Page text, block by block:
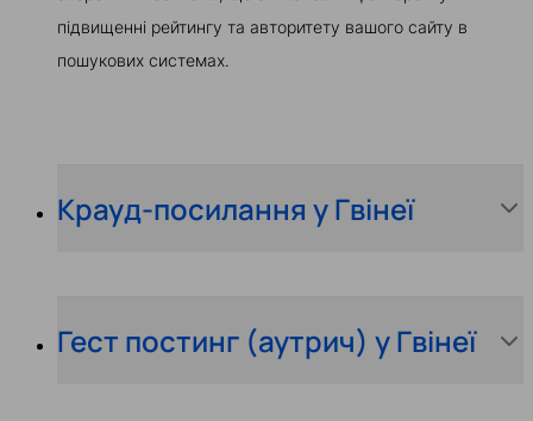
підвищенні рейтингу та авторитету вашого сайту в
пошукових системах.
Крауд-посилання у Гвінеї
Гест постинг (аутрич) у Гвінеї